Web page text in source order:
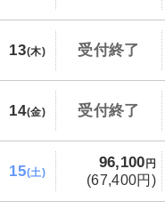
13(木) 受付終了
14(金) 受付終了
15(土)
96,100 円
(67,400円)